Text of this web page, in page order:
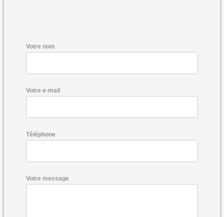
Votre nom
Votre e-mail
Téléphone
Votre message